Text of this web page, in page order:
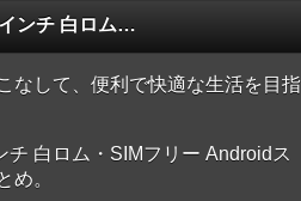
2.0～2.9インチ 白ロム・SIMフリー Androidスマートフォン
なして、便利で快適な生活を目指
チ 白ロム・SIMフリー Androidス
め。